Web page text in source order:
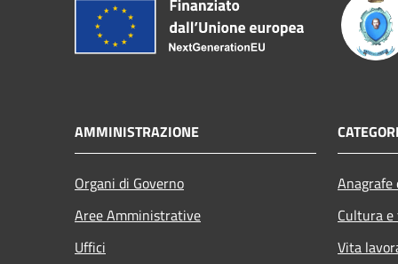
AMMINISTRAZIONE
Organi di Governo
Aree Amministrative
Uffici
Cultura
Vita